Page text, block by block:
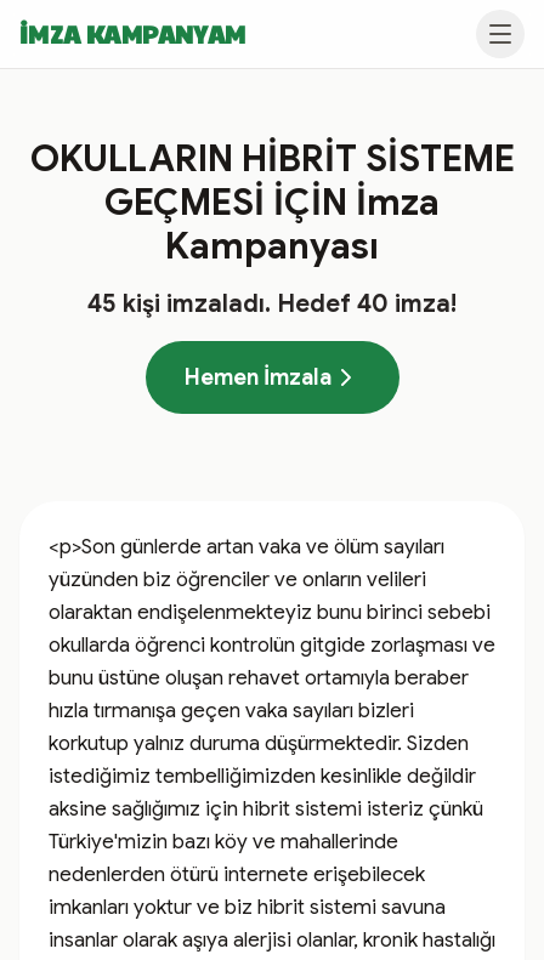
İMZA KAMPANYAM
OKULLARIN HİBRİT SİSTEME
GEÇMESİ İÇİN İmza
Kampanyası
45 kişi imzaladı. Hedef 40 imza!
Hemen İmzala
<p>Son günlerde artan vaka ve ölüm sayıları
yüzünden biz öğrenciler ve onların velileri
olaraktan endişelenmekteyiz bunu birinci sebebi
okullarda öğrenci kontrolün gitgide zorlaşması ve
bunu üstüne oluşan rehavet ortamıyla beraber
hızla tırmanışa geçen vaka sayıları bizleri
korkutup yalnız duruma düşürmektedir. Sizden
istediğimiz tembelliğimizden kesinlikle değildir
aksine sağlığımız için hibrit sistemi isteriz çünkü
Türkiye'mizin bazı köy ve mahallerinde
nedenlerden ötürü internete erişebilecek
imkanları yoktur ve biz hibrit sistemi savuna
insanlar olarak aşıya alerjisi olanlar, kronik hastalığı